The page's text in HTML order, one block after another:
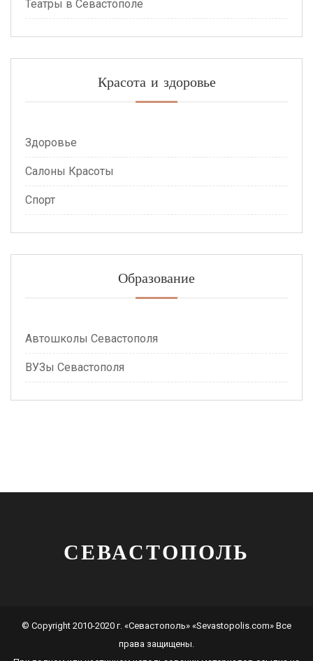
Театры в Севастополе
Красота и здоровье
Здоровье
Салоны Красоты
Спорт
Образование
Автошколы Севастополя
ВУЗы Севастополя
СЕВАСТОПОЛЬ
© Copyright 2010-2020 г. «Севастополь» «Sevastopolis.com» Все
права защищены.